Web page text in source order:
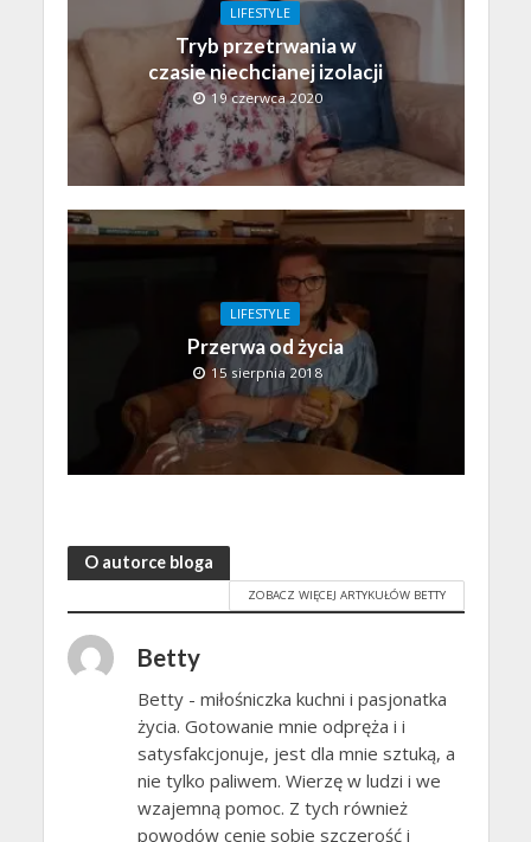
LIFESTYLE
Tryb przetrwania w
czasie niechcianej izolacji
19 czerwca 2020
LIFESTYLE
Przerwa od życia
15 sierpnia 2018
O autorce bloga
ZOBACZ WIĘCEJ ARTYKUŁÓW BETTY
Betty
Betty - miłośniczka kuchni i pasjonatka
życia. Gotowanie mnie odpręża i i
satysfakcjonuje, jest dla mnie sztuką, a
nie tylko paliwem. Wierzę w ludzi i we
wzajemną pomoc. Z tych również
powodów cenię sobie szczerość i